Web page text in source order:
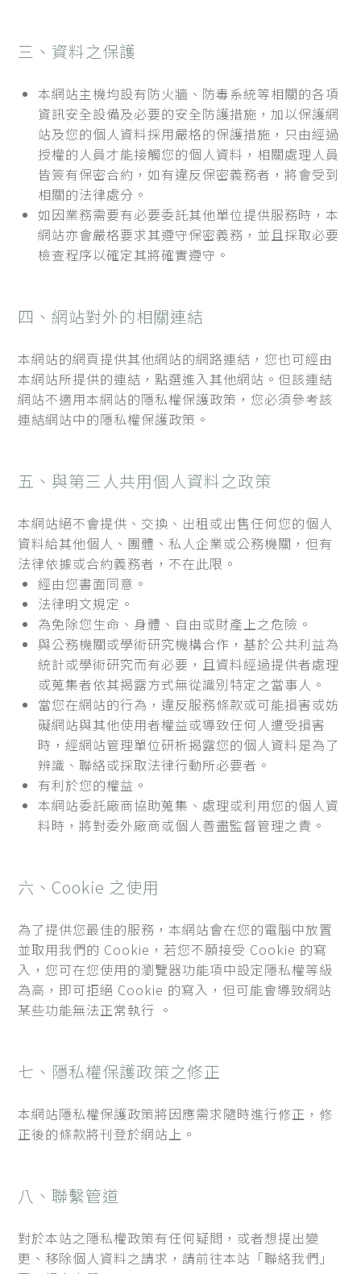
三、資料之保護
本網站主機均設有防火牆、防毒系統等相關的各項
資訊安全設備及必要的安全防護措施，加以保護網
站及您的個人資料採用嚴格的保護措施，只由經過
授權的人員才能接觸您的個人資料，相關處理人員
皆簽有保密合約，如有違反保密義務者，將會受到
相關的法律處分。
如因業務需要有必要委託其他單位提供服務時，本
網站亦會嚴格要求其遵守保密義務，並且採取必要
檢查程序以確定其將確實遵守。
四、網站對外的相關連結
本網站的網頁提供其他網站的網路連結，您也可經由
本網站所提供的連結，點選進入其他網站。但該連結
網站不適用本網站的隱私權保護政策，您必須參考該
連結網站中的隱私權保護政策。
五、與第三人共用個人資料之政策
本網站絕不會提供、交換、出租或出售任何您的個人
資料給其他個人、團體、私人企業或公務機關，但有
法律依據或合約義務者，不在此限。
經由您書面同意。
法律明文規定。
為免除您生命、身體、自由或財產上之危險。
與公務機關或學術研究機構合作，基於公共利益為
統計或學術研究而有必要，且資料經過提供者處理
或蒐集者依其揭露方式無從識別特定之當事人。
當您在網站的行為，違反服務條款或可能損害或妨
礙網站與其他使用者權益或導致任何人遭受損害
時，經網站管理單位研析揭露您的個人資料是為了
辨識、聯絡或採取法律行動所必要者。
有利於您的權益。
本網站委託廠商協助蒐集、處理或利用您的個人資
料時，將對委外廠商或個人善盡監督管理之責。
六、Cookie 之使用
為了提供您最佳的服務，本網站會在您的電腦中放置
並取用我們的 Cookie，若您不願接受 Cookie 的寫
入，您可在您使用的瀏覽器功能項中設定隱私權等級
為高，即可拒絕 Cookie 的寫入，但可能會導致網站
某些功能無法正常執行 。
七、隱私權保護政策之修正
本網站隱私權保護政策將因應需求隨時進行修正，修
正後的條款將刊登於網站上。
八、聯繫管道
對於本站之隱私權政策有任何疑問，或者想提出變
更、移除個人資料之請求，請前往本站「聯絡我們」